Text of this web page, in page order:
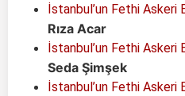
İstanbul’un Fethi Askeri
Rıza Acar
İstanbul’un Fethi Askeri
Seda Şimşek
İstanbul’un Fethi Askeri